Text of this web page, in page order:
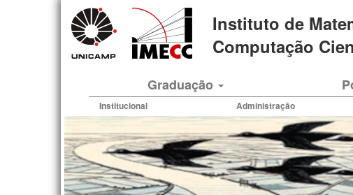
Instituto de
Computação
Graduação
Institucional Administração